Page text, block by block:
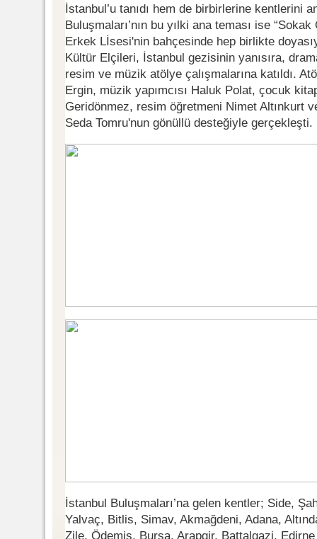
İstanbul’u tanıdı hem de birbirlerine kentlerini
Buluşmaları’nın bu yılki ana teması ise
Erkek Lİsesi'nin bahçesinde hep birlikte
Kültür Elçileri, İstanbul gezisinin yanısıra,
resim ve müzik atölye çalışmalarına katıldı.
Ergin, müzik yapımcısı Haluk Polat, çocuk
Geridönmez, resim öğretmeni Nimet Altınkurt
Seda Tomru'nun gönüllü desteğiyle gerçekleşti.
İstanbul Buluşmaları’na gelen kentler; Side,
Yalvaç, Bitlis, Simav, Akmağdeni, Adana,
Zile, Ödemiş, Bursa, Arapgir, Battalgazi,